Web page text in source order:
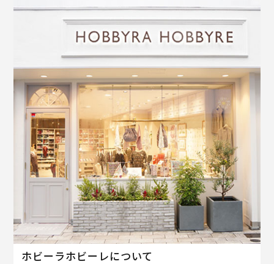
ホビーラホビーレについて